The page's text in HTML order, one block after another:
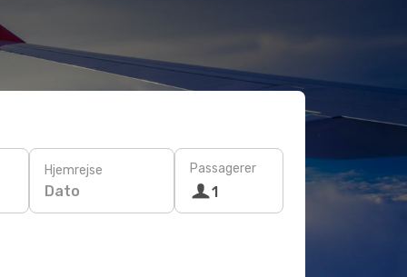
Hjemrejse
Dato
Passagerer
1